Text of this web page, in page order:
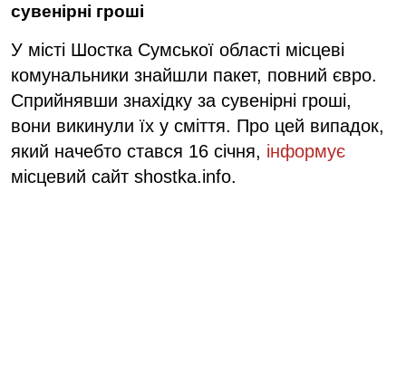
сувенірні гроші
У місті Шостка Сумської області місцеві
комунальники знайшли пакет, повний євро.
Сприйнявши знахідку за сувенірні гроші,
вони викинули їх у сміття. Про цей випадок,
який начебто стався 16 січня, інформує
місцевий сайт shostka.info.